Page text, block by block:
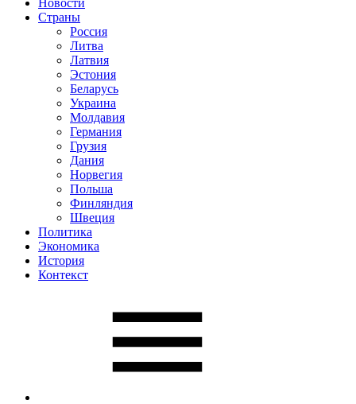
Новости
Страны
Россия
Литва
Латвия
Эстония
Беларусь
Украина
Молдавия
Германия
Грузия
Дания
Норвегия
Польша
Финляндия
Швеция
Политика
Экономика
История
Контекст